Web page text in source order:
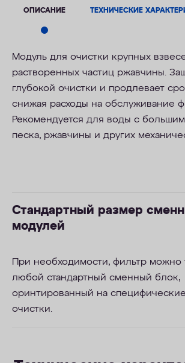
ОПИСАНИЕ ТЕХНИЧЕСКИЕ
Модуль для очистки крупных
растворенных частиц ржавчины.
глубокой очистки и продлевает
снижая расходы на обслуживание
Рекомендуется для воды с
песка, ржавчины и других
Стандартный размер
модулей
При необходимости, фильтр можно
любой стандартный сменный блок,
оринтированный на
очистки.